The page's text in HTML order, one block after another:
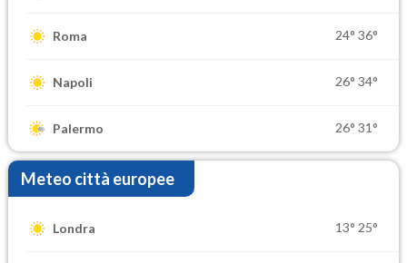
Roma 24° 36°
Napoli 26° 34°
Palermo 26° 31°
Meteo città europee
Londra 13° 25°